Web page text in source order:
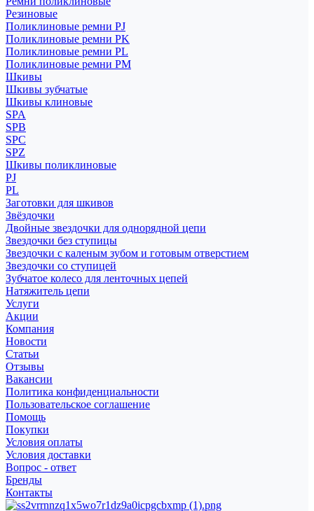
Резиновые
Поликлиновые ремни PJ
Поликлиновые ремни PK
Поликлиновые ремни PL
Поликлиновые ремни PM
Шкивы
Шкивы зубчатые
Шкивы клиновые
SPA
SPB
SPC
SPZ
Шкивы поликлиновые
PJ
PL
Заготовки для шкивов
Звёздочки
Двойные звездочки для однорядной цепи
Звездочки без ступицы
Звездочки с каленым зубом и готовым отверстием
Звездочки со ступицей
Зубчатое колесо для ленточных цепей
Натяжитель цепи
Услуги
Акции
Компания
Новости
Статьи
Отзывы
Вакансии
Политика конфиденциальности
Пользовательское соглашение
Помощь
Покупки
Условия оплаты
Условия доставки
Вопрос - ответ
Бренды
Контакты